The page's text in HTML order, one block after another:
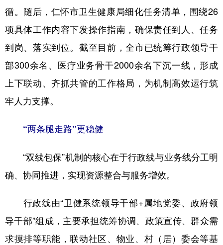
辽宁 吉林 上海 江苏
浙江 安徽 福建 江西
山东 河南 湖北 湖南
广东 广西 海南 重庆
新疆 内蒙古
多语种频道
Русский язык 日本語 한국어
Deutsch Português
循。随后，仁怀市卫生健康局细化任务清单，围绕26
项具体工作内容下发操作指南，确保责任到人、任务
到岗、落实到位。截至目前，全市已统筹行政领导干
部300余名、医疗业务骨干2000余名下沉一线，形成
上下联动、齐抓共管的工作格局，为机制高效运行筑
牢人力支撑。
“两条腿走路”更稳健
“双线包保”机制的核心在于行政线与业务线分工明
确、协同推进，实现资源整合与服务增效。
行政线由“卫健系统领导干部+属地党委、政府领
导干部”组成，主要承担统筹协调、政策宣传、群众需
求摸排等职能，联动社区、物业、村（居）委会等基